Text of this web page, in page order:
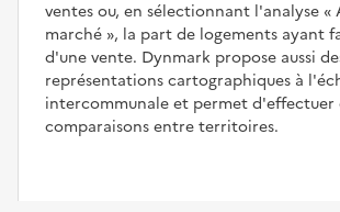
ventes ou, en sélectionnant l'analyse
marché , la part de logements ayant
d'une vente. Dynmark propose aussi
représentations cartographiques à
intercommunale et permet d'effectuer
comparaisons entre territoires.